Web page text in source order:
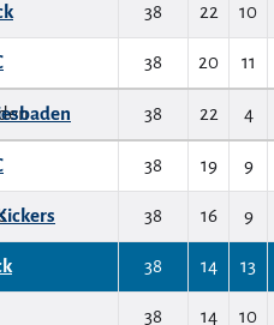
38 22 10
38 20 11
38 22 4
38 19 9
38 16 9
38 14 13
38 14 10